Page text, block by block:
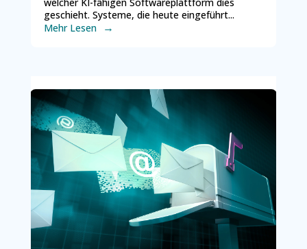
welcher KI-fähigen Softwareplattform dies
geschieht. Systeme, die heute eingeführt...
Mehr Lesen